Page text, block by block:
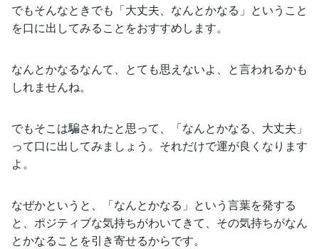
でもそんなときでも「大丈夫、なんとかなる」ということ
を口に出してみることをおすすめします。
なんとかなるなんて、とても思えないよ、と言われるかも
しれませんね。
でもそこは騙されたと思って、「なんとかなる、大丈夫」
って口に出してみましょう。それだけで運が良くなります
よ。
なぜかというと、「なんとかなる」という言葉を発する
と、ポジティブな気持ちがわいてきて、その気持ちがなん
とかなることを引き寄せるからです。